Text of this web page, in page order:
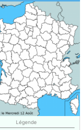
Légende